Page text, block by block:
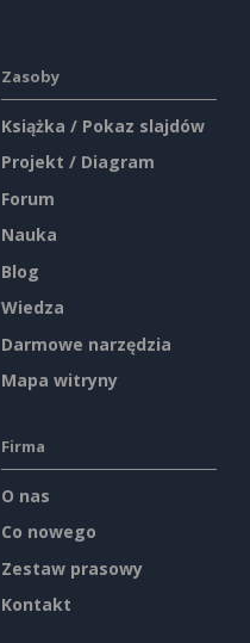
Zasoby
Książka / Pokaz slajdów
Projekt / Diagram
Forum
Nauka
Blog
Wiedza
Darmowe narzędzia
Mapa witryny
Firma
O nas
Co nowego
Zestaw prasowy
Kontakt